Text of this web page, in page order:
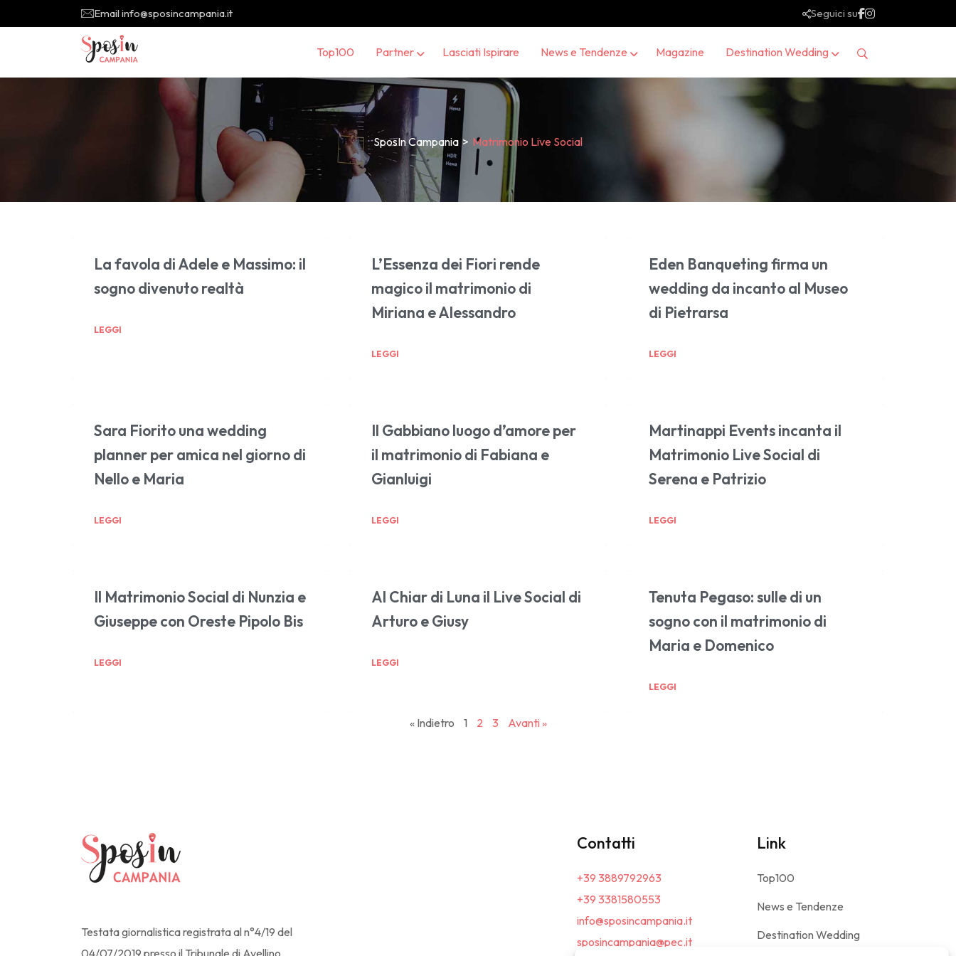
Email info@sposincampania.it Seguici su
Top100 Partner Lasciati Ispirare News e Tendenze Magazine Destination Wedding
SposIn Campania > Matrimonio Live Social
La favola di Adele e Massimo: il
sogno divenuto realtà
LEGGI
L’Essenza dei Fiori rende
magico il matrimonio di
Miriana e Alessandro
LEGGI
Eden Banqueting firma un
wedding da incanto al Museo
di Pietrarsa
LEGGI
Sara Fiorito una wedding
planner per amica nel giorno di
Nello e Maria
LEGGI
Il Gabbiano luogo d’amore per
il matrimonio di Fabiana e
Gianluigi
LEGGI
Martinappi Events incanta il
Matrimonio Live Social di
Serena e Patrizio
LEGGI
Il Matrimonio Social di Nunzia e
Giuseppe con Oreste Pipolo Bis
LEGGI
Al Chiar di Luna il Live Social di
Arturo e Giusy
LEGGI
Tenuta Pegaso: sulle di un
sogno con il matrimonio di
Maria e Domenico
LEGGI
« Indietro 1 2 3 Avanti »
Testata giornalistica registrata al n°4/19 del
04/07/2019 presso il Tribunale di Avellino.
Contatti
+39 3889792963
+39 3381580553
info@sposincampania.it
sposincampania@pec.it
Link
Top100
News e Tendenze
Destination Wedding